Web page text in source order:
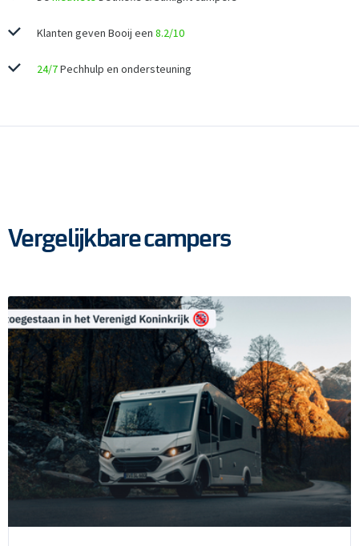
Klanten geven Booij een 8.2/10
24/7Pechhulp en ondersteuning
Vergelijkbare campers